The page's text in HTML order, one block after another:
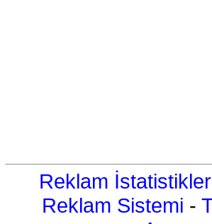
Reklam
Reklam Sistemi -